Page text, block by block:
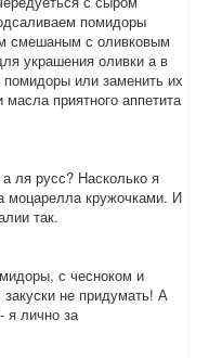
помидоры
смешаным с оливковым
украшения оливки а в
или заменить их
приятного аппетита
ля русс? Насколько я
кружочками. И
так.
с чесноком и
не придумать! А
я лично за